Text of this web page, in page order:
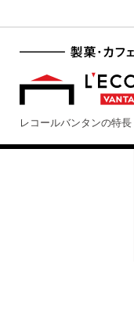
レコールバンタンの特長